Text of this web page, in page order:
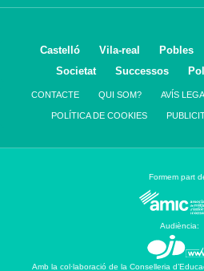
Castelló Vila-real Pobles
Societat
Successos
CONTACTE QUI SOM? AVÍS
POLÍTICA DE COOKIES
Formem part
Audiència:
Amb la col·laboració de la Conselleria